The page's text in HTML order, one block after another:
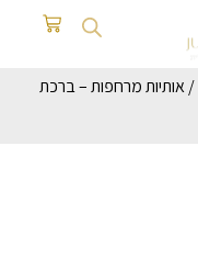
/ אותיות מרחפות – ברכת